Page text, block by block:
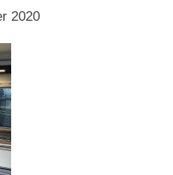
2020